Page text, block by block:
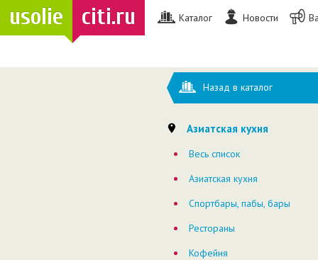
usolie citi.ru Каталог Новости
Назад в каталог
Азиатская кухня
Весь список
Азиатская кухня
Спортбары, пабы, бары
Рестораны
Кофейня